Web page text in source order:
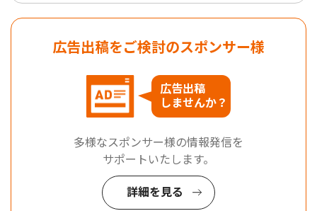
広告出稿をご検討のスポンサー様
広告出稿
しませんか？
多様なスポンサー様の情報発信を
サポートいたします。
詳細を見る